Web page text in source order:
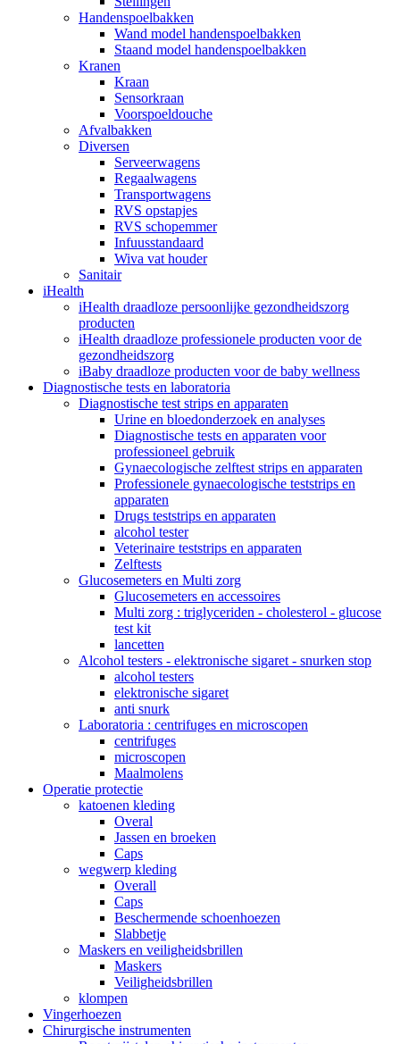
Handenspoelbakken
Wand model handenspoelbakken
Staand model handenspoelbakken
Kranen
Kraan
Sensorkraan
Voorspoeldouche
Afvalbakken
Diversen
Serveerwagens
Regaalwagens
Transportwagens
RVS opstapjes
RVS schopemmer
Infuusstandaard
Wiva vat houder
Sanitair
iHealth
iHealth draadloze persoonlijke gezondheidszorg
producten
iHealth draadloze professionele producten voor de
gezondheidszorg
iBaby draadloze producten voor de baby wellness
Diagnostische tests en laboratoria
Diagnostische test strips en apparaten
Urine en bloedonderzoek en analyses
Diagnostische tests en apparaten voor
professioneel gebruik
Gynaecologische zelftest strips en apparaten
Professionele gynaecologische teststrips en
apparaten
Drugs teststrips en apparaten
alcohol tester
Veterinaire teststrips en apparaten
Zelftests
Glucosemeters en Multi zorg
Glucosemeters en accessoires
Multi zorg : triglyceriden - cholesterol - glucose
test kit
lancetten
Alcohol testers - elektronische sigaret - snurken stop
alcohol testers
elektronische sigaret
anti snurk
Laboratoria : centrifuges en microscopen
centrifuges
microscopen
Maalmolens
Operatie protectie
katoenen kleding
Overal
Jassen en broeken
Caps
wegwerp kleding
Overall
Caps
Beschermende schoenhoezen
Slabbetje
Maskers en veiligheidsbrillen
Maskers
Veiligheidsbrillen
klompen
Vingerhoezen
Chirurgische instrumenten